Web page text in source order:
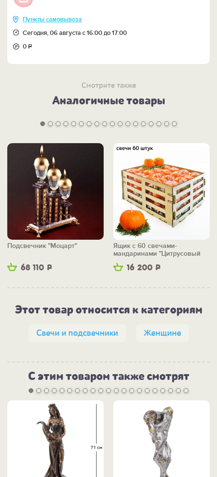
Пункты самовывоза
Сегодня, 06 августа с 16:00 до 17:00
0Р
Смотрите также
Аналогичные товары
68 110 Р
Подсвечник "Моцарт"
16 200 Р
Ящик с 60 свечами-
мандаринами "Цитрусовый
бум"
Этот товар относится к категориям
Свечи и подсвечники Женщине
С этим товаром также смотрят